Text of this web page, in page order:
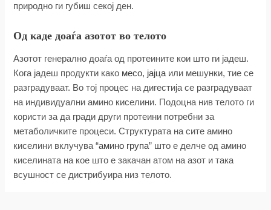
природно ги губиш секој ден.
Од каде доаѓа азотот во телото
Азотот генерално доаѓа од протеините кои што ги јадеш.
Кога јадеш продукти како месо, јајцаили мешунки, тие се
разградуваат. Во тој процес на дигестија се разградуваат
на индивидуални амино киселини. Подоцна нив телото ги
користи за да гради други протеини потребни за
метаболичките процеси. Структурата на сите амино
киселини вклучува “амино група” што е делче од амино
киселината на кое што е закачан атом на азот и така
всушност се дистрибуира низ телото.